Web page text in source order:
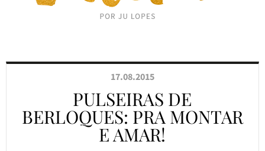
17.08.2015
PULSEIRAS DE
BERLOQUES: PRA MONTAR
E AMAR!